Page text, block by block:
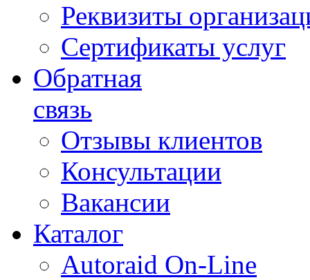
Реквизиты
Сертификаты услуг
Обратная
связь
Отзывы клиентов
Консультации
Вакансии
Каталог
Autoraid On-Line